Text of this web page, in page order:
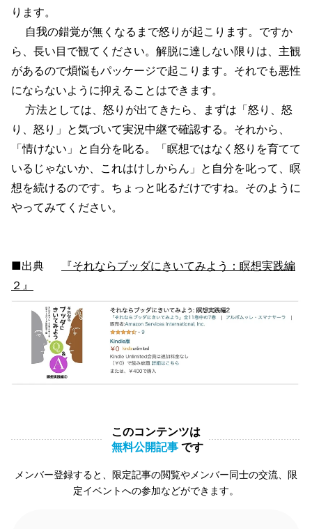
ります。
自我の錯覚が無くなるまで怒りが起こります。ですか
ら、長い目で観てください。解脱に達しない限りは、主観
があるので煩悩もパッケージで起こります。それでも悪性
にならないように抑えることはできます。
方法としては、怒りが出てきたら、まずは「怒り、怒
り、怒り」と気づいて実況中継で確認する。それから、
「情けない」と自分を叱る。「瞑想ではなく怒りを育てて
いるじゃないか、これはけしからん」と自分を叱って、瞑
想を続けるのです。ちょっと叱るだけですね。そのように
やってみてください。
■出典
『それならブッダにきいてみよう：瞑想実践編
２』
このコンテンツは
無料公開記事 です
メンバー登録すると、限定記事の閲覧やメンバー同士の交流、限
定イベントへの参加などができます。